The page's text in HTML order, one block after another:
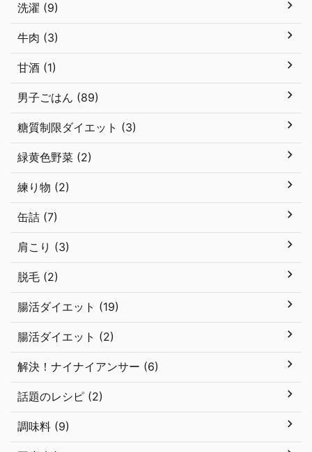
洗濯 (9)
牛肉 (3)
甘酒 (1)
男子ごはん (89)
糖質制限ダイエット (3)
緑黄色野菜 (2)
練り物 (2)
缶詰 (7)
肩こり (3)
脱毛 (2)
腸活ダイエット (19)
腸活ダイエット (2)
解決！ナイナイアンサー (6)
話題のレシピ (2)
調味料 (9)